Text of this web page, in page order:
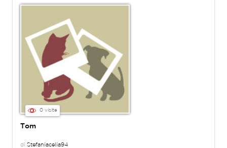
0 visite
Tom
di Stefaniacelia94